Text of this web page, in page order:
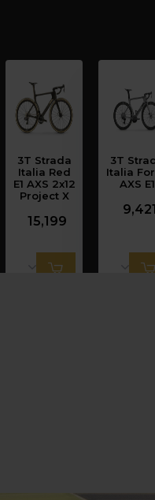
3T Strada
Italia Red
E1 AXS 2x12
Project X
15,199
3T
Italia
AXS E1